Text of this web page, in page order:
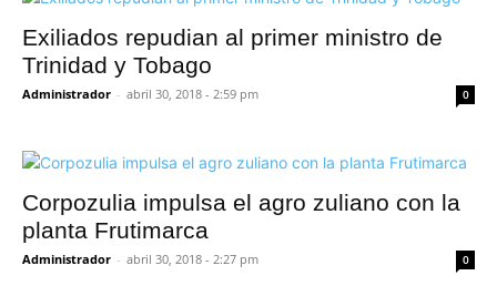
Exiliados repudian al primer ministro de
Trinidad y Tobago
Administrador - abril 30, 2018 - 2:59 pm 0
Corpozulia impulsa el agro zuliano con la
planta Frutimarca
Administrador - abril 30, 2018 - 2:27 pm 0